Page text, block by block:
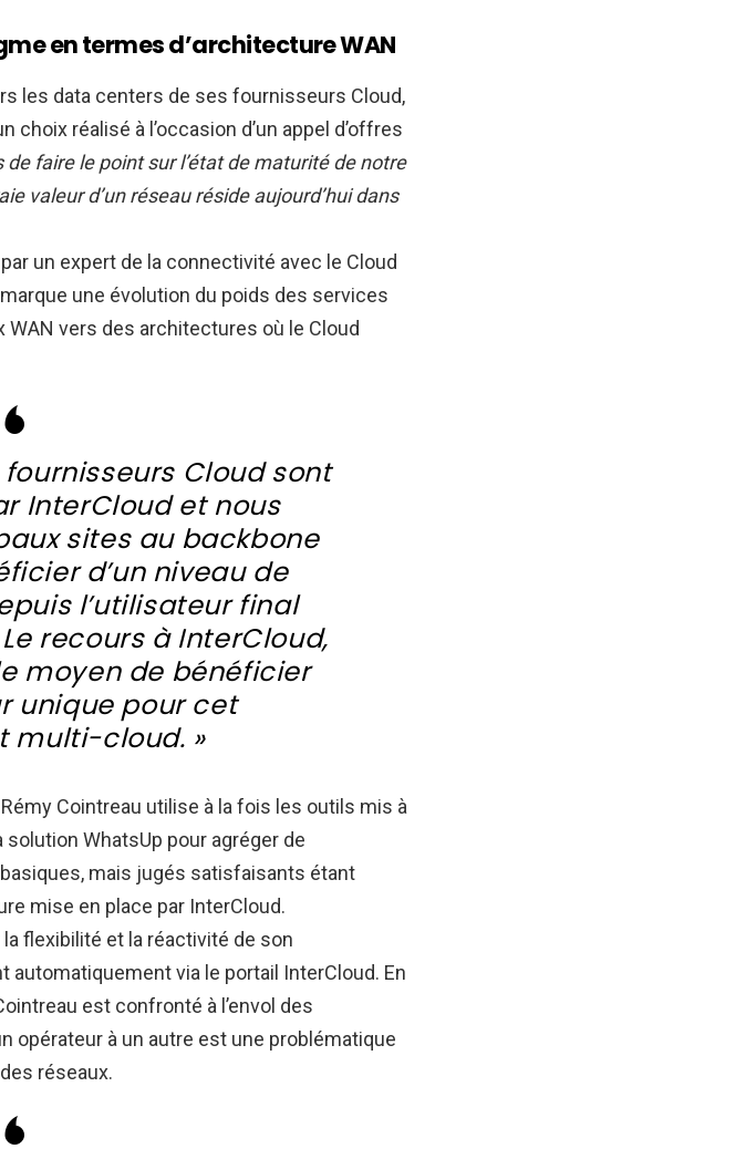
en termes d’architecture WAN
les data centers de ses fournisseurs Cloud,
choix réalisé à l’occasion d’un appel d’offres
de faire le point sur l’état de maturité de notre
valeur d’un réseau réside aujourd’hui dans
un expert de la connectivité avec le Cloud
une évolution du poids des services
vers des architectures où le Cloud
fournisseurs Cloud sont
InterCloud et nous
sites au backbone
d’un niveau de
l’utilisateur final
recours à InterCloud,
moyen de bénéficier
unique pour cet
multi-cloud. »
Cointreau utilise à la fois les outils mis à
WhatsUp pour agréger de
mais jugés satisfaisants étant
mise en place par InterCloud.
la flexibilité et la réactivité de son
via le portail InterCloud. En
est confronté à l’envol des
opérateur à un autre est une problématique
réseaux.